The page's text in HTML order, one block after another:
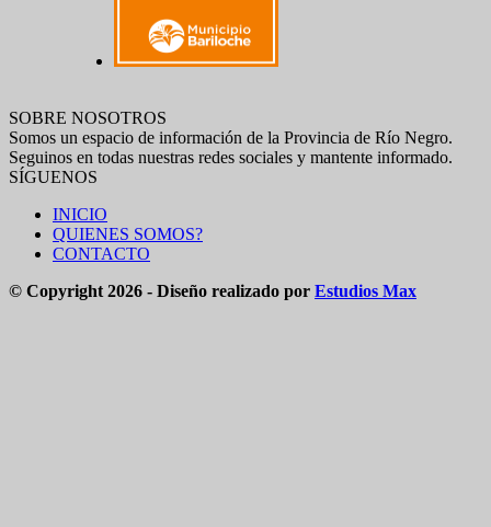
SOBRE NOSOTROS
Somos un espacio de información de la Provincia de Río Negro.
Seguinos en todas nuestras redes sociales y mantente informado.
SÍGUENOS
INICIO
QUIENES SOMOS?
CONTACTO
© Copyright 2026 - Diseño realizado por Estudios Max